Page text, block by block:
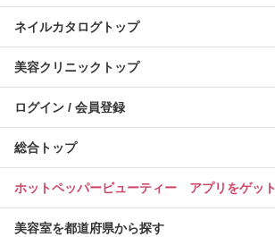
ネイルカタログトップ
美容クリニックトップ
ログイン / 会員登録
総合トップ
ホットペッパービューティー アプリをゲット
美容室を都道府県から探す